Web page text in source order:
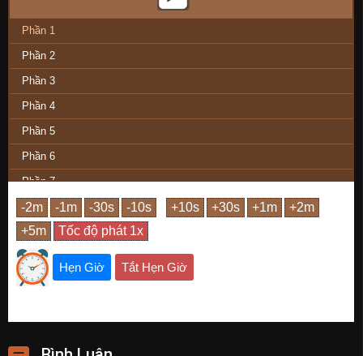
Phần 1
Phần 2
Phần 3
Phần 4
Phần 5
Phần 6
Phần 7
Phần 8
Phần 9
Phần 10
Phần 11
Hẹn Giờ Tắt Hẹn Giờ